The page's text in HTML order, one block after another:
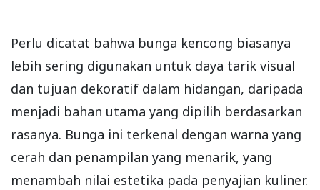
Perlu dicatat bahwa bunga kencong biasanya
lebih sering digunakan untuk daya tarik visual
dan tujuan dekoratif dalam hidangan, daripada
menjadi bahan utama yang dipilih berdasarkan
rasanya. Bunga ini terkenal dengan warna yang
cerah dan penampilan yang menarik, yang
menambah nilai estetika pada penyajian kuliner.